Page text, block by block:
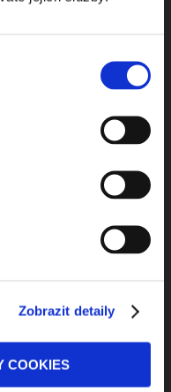
Zobrazit detaily
COOKIES
měsíční souhrn